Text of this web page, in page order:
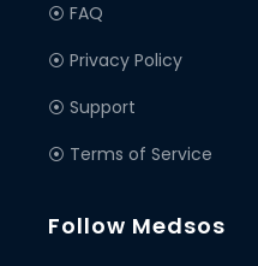
⦿ FAQ
⦿ Privacy Policy
⦿ Support
⦿ Terms of Service
Follow Medsos